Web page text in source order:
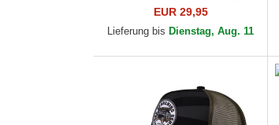
Smiles HFT von Coastal
EUR 29,95
Lieferung bis Dienstag, Aug. 11